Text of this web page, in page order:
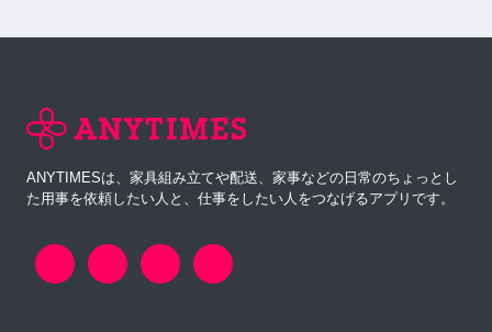
ANYTIMESは、家具組み立てや配送、家事などの日常のちょっとし
た用事を依頼したい人と、仕事をしたい人をつなげるアプリです。